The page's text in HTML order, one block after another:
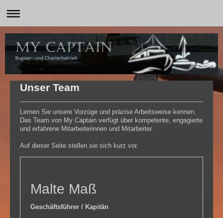
Unser Team
Lernen Sie unsere Vorzüge und präzise Arbeitsweise kennen.
Das Team von My Captain verfügt über kompetente, engagierte
und erfahrene Mitarbeiterinnen und Mitarbeiter.
Auf dieser Seite stellen sie sich kurz vor.
Malte Maß
Geschäftsführer / Kapitän